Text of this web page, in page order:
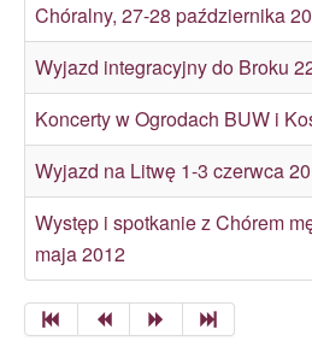
Chóralny, 27-28 października
Wyjazd integracyjny do Broku
Koncerty w Ogrodach BUW i
Wyjazd na Litwę 1-3 czerwca
Występ i spotkanie z Chórem
maja 2012